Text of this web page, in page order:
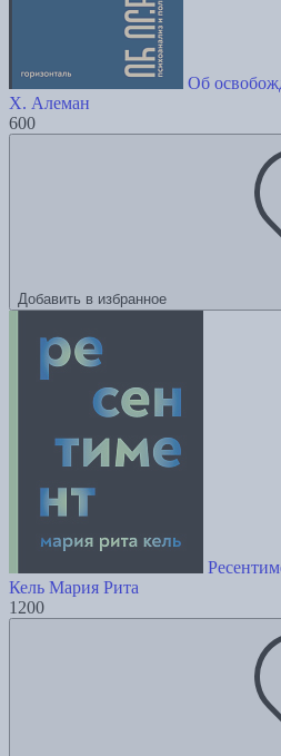
Об
Х. Алеман
600
Добавить в избранное
Кель Мария Рита
1200